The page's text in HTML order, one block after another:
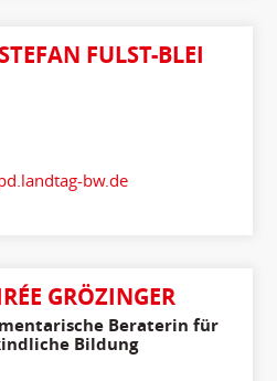
FULST-BLEI
bw.de
GRÖZINGER
Beraterin für
Bildung